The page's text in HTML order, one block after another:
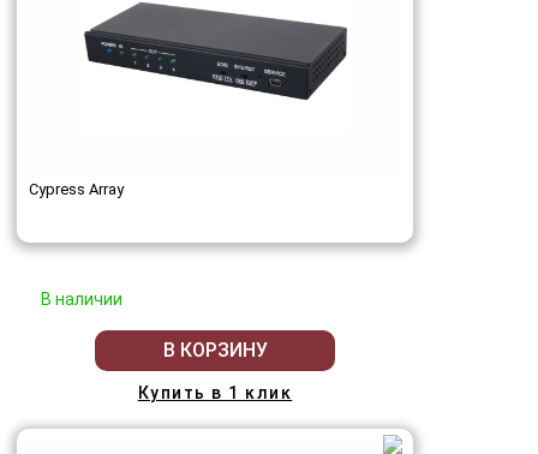
Cypress Array
В наличии
В КОРЗИНУ
Купить в 1 клик